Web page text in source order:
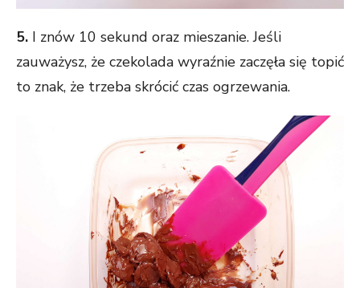
5. I znów 10 sekund oraz mieszanie. Jeśli
zauważysz, że czekolada wyraźnie zaczęła się topić
to znak, że trzeba skrócić czas ogrzewania.